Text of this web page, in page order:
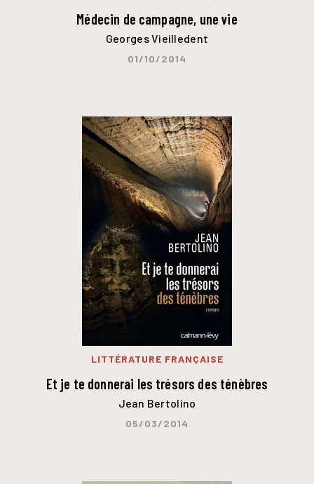
Médecin de campagne, une vie
Georges Vieilledent
01/10/2014
LITTÉRATURE FRANÇAISE
Et je te donnerai les trésors des ténèbres
Jean Bertolino
05/03/2014